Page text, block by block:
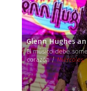
Glenn Hughes
El músico debe
corazón /Miércoles,